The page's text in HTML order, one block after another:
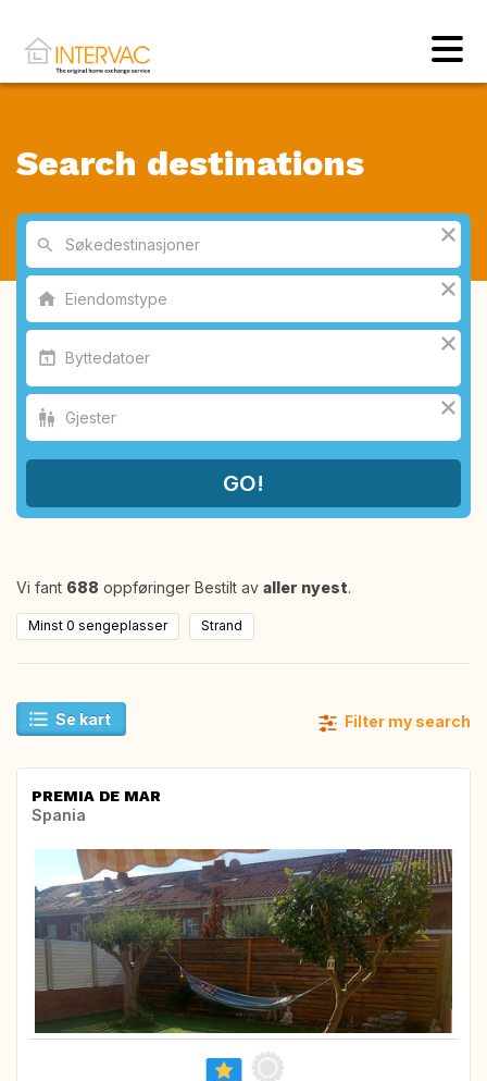
Search destinations
Vi fant 688 oppføringer Bestilt av aller nyest.
Minst 0 sengeplasser Strand
Se kart Filter my search
PREMIA DE MAR
Spania